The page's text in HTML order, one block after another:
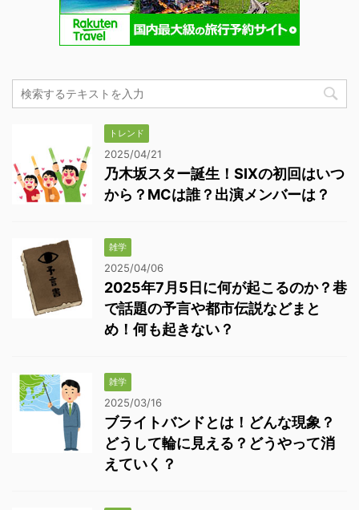
トレンド
2025/04/21
乃木坂スター誕生！SIXの初回はいつ
から？MCは誰？出演メンバーは？
雑学
2025/04/06
2025年7月5日に何が起こるのか？巷
で話題の予言や都市伝説などまと
め！何も起きない？
雑学
2025/03/16
ブライトバンドとは！どんな現象？
どうして輪に見える？どうやって消
えていく？